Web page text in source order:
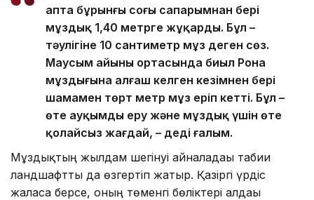
апта бұрынғы соңғы сапарымнан бері
мұздық 1,40 метрге жұқарды. Бұл –
тәулігіне 10 сантиметр мұз деген сөз.
Маусым айының ортасында биыл Рона
мұздығына алғаш келген кезімнен бері
шамамен төрт метр мұз еріп кетті. Бұл –
өте ауқымды еру және мұздық үшін өте
қолайсыз жағдай, – деді ғалым.
Мұздықтың жылдам шегінуі айналадағы табиғи
ландшафтты да өзгертіп жатыр. Қазіргі үрдіс
жалғаса берсе, оның төменгі бөліктері алдағы